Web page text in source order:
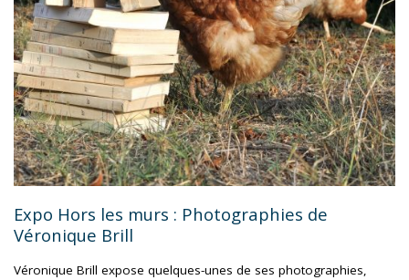
CHRISTELLE
RICHARD-
DAUPHINOT"
Expo Hors les murs : Photographies de
Véronique Brill
Véronique Brill expose quelques-unes de ses photographies,